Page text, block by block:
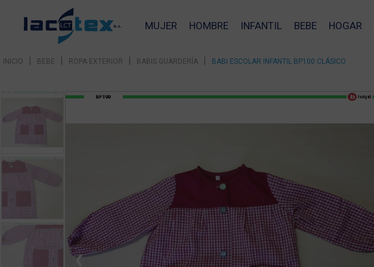
MUJER HOMBRE INFANTIL BEBE HOGAR
INICIO | BEBE | ROPA EXTERIOR | BABIS GUARDERÍA | BABI ESCOLAR INFANTIL BP100 CLÁSICO
❮